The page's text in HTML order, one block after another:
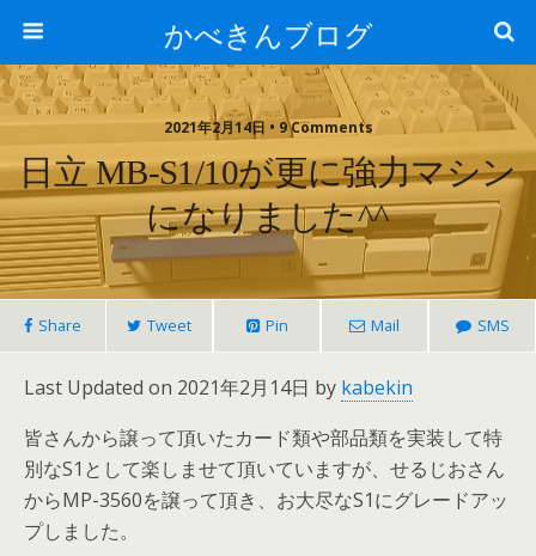
かべきんブログ
2021年2月14日 • 9 Comments
日立 MB-S1/10が更に強力マシン
になりました^^
Share Tweet Pin Mail SMS
Last Updated on 2021年2月14日 by kabekin
皆さんから譲って頂いたカード類や部品類を実装して特
別なS1として楽しませて頂いていますが、せるじおさん
からMP-3560を譲って頂き、お大尽なS1にグレードアッ
プしました。